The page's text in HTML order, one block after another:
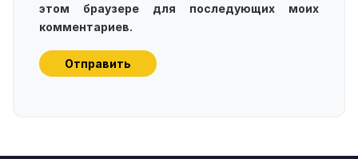
этом браузере для последующих моих
комментариев.